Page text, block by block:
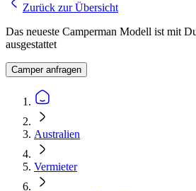
Zurück zur Übersicht
Das neueste Camperman Modell ist mit
ausgestattet
Camper anfragen
Australien
Vermieter